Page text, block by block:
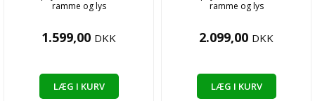
ramme og lys
1.599,00 DKK
LÆG I KURV
ramme og lys
2.099,00 DKK
LÆG I KURV